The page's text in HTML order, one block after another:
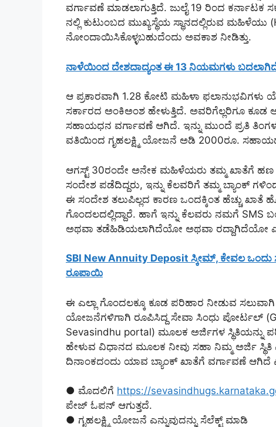
ವರ್ಗಾವಣೆ ಮಾಡಲಾಗುತ್ತಿದೆ. ಜುಲೈ 19 ರಿಂದ
ನಲ್ಲಿ ಕುಟುಂಬದ ಮುಖ್ಯಸ್ಥೆಯ ಸ್ಥಾನದಲ್ಲಿರುವ ಮಹಿಳೆಯು
ನೋಂದಾಯಿಸಿಕೊಳ್ಳಬಹುದೆಂದು ಅವಕಾಶ ನೀಡಿತ್ತು.
ನಾಳೆಯಿಂದ ದೇಶದಾದ್ಯಂತ ಈ 13 ನಿಯಮಗಳು ಬದಲಾಗಿದೆ.!
ಆ ಪ್ರಕಾರವಾಗಿ 1.28 ಕೋಟಿ ಮಹಿಳಾ
ಸರ್ಕಾರದ ಅಂಕಿಅಂಶ ಹೇಳುತ್ತಿದೆ. ಅವರಿಗೆಲ್ಲರಿಗೂ
ಸಹಾಯಧನ ವರ್ಗಾವಣೆ ಆಗಿದೆ. ಇನ್ನು ಮುಂದೆ ಪ್ರತಿ
ವತಿಯಿಂದ ಗೃಹಲಕ್ಷ್ಮಿ ಯೋಜನೆ ಅಡಿ 2000ರೂ.
ಆಗಸ್ಟ್ 30ರಂದೇ ಅನೇಕ ಮಹಿಳೆಯರು ತಮ್ಮ ಖಾತೆಗೆ ಹಣ
ಸಂದೇಶ ಪಡೆದಿದ್ದರು, ಇನ್ನು ಕೆಲವರಿಗೆ ತಮ್ಮ ಬ್ಯಾಂಕ್
ಈ ಸಂದೇಶ ತಲುಪಿಲ್ಲದ ಕಾರಣ ಒಂದಕ್ಕಿಂತ ಹೆಚ್ಚು
ಗೊಂದಲದಲ್ಲಿದ್ದಾರೆ. ಹಾಗೆ ಇನ್ನು ಕೆಲವರು ನಮಗೆ
ಅಥವಾ ತಡೆಹಿಡಿಯಲಾಗಿದೆಯೋ ಅಥವಾ ರದ್ದಾಗಿದೆಯೋ
SBI New Annuity Deposit ಸ್ಕೀಮ್, ಕೇವಲ ಒಂದು
ರೂಪಾಯಿ
ಈ ಎಲ್ಲಾ ಗೊಂದಲಕ್ಕೂ ಕೂಡ ಪರಿಹಾರ ನೀಡುವ
ಯೋಜನೆಗಳಿಗಾಗಿ ರೂಪಿಸಿದ್ದ ಸೇವಾ ಸಿಂಧು ಪೋರ್ಟಲ್
Sevasindhu portal) ಮೂಲಕ ಅರ್ಜಿಗಳ ಸ್ಥಿತಿಯನ್ನು
ಹೇಳುವ ವಿಧಾನದ ಮೂಲಕ ನೀವು ಸಹಾ ನಿಮ್ಮ ಅರ್ಜಿ
ದಿನಾಂಕದಂದು ಯಾವ ಬ್ಯಾಂಕ್ ಖಾತೆಗೆ ವರ್ಗಾವಣೆ ಆಗಿದೆ
● ಮೊದಲಿಗೆ https://
ಪೇಜ್ ಓಪನ್ ಆಗುತ್ತದೆ.
● ಗೃಹಲಕ್ಷ್ಮಿ ಯೋಜನೆ ಎನ್ನುವುದನ್ನು ಸೆಲೆಕ್ಟ್ ಮಾಡಿ